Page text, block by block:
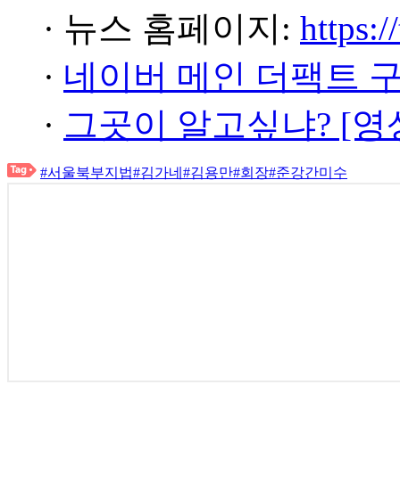
· 뉴스 홈페이지:
· 네이버 메인 더팩트
· 그곳이 알고싶냐? [
#서울북부지법#김가네 #김용만#회장#준강간미수